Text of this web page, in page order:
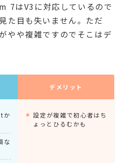
7はV3に対応しているので
た目も失いません。ただ
やや複雑ですのでそこはデ
デメリット
か
な
設定が複雑で初心者はち
ょっとひるむかも